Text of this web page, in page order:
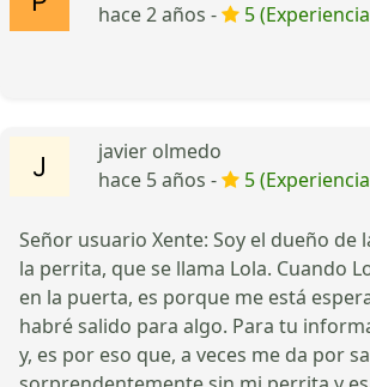
hace 2 años -
5
javier olmedo
hace 5 años -
5
Señor usuario Xente: Soy el dueño de
la perrita, que se llama Lola. Cuando
en la puerta, es porque me está
habré salido para algo. Para tu
y, es por eso que, a veces me da por